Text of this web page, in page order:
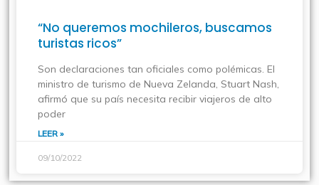
“No queremos mochileros, buscamos
turistas ricos”
Son declaraciones tan oficiales como polémicas. El
ministro de turismo de Nueva Zelanda, Stuart Nash,
afirmó que su país necesita recibir viajeros de alto
poder
LEER »
09/10/2022